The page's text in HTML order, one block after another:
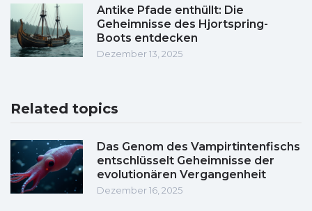
Antike Pfade enthüllt: Die
Geheimnisse des Hjortspring-
Boots entdecken
Dezember 13, 2025
Related topics
Das Genom des Vampirtintenfischs
entschlüsselt Geheimnisse der
evolutionären Vergangenheit
Dezember 16, 2025